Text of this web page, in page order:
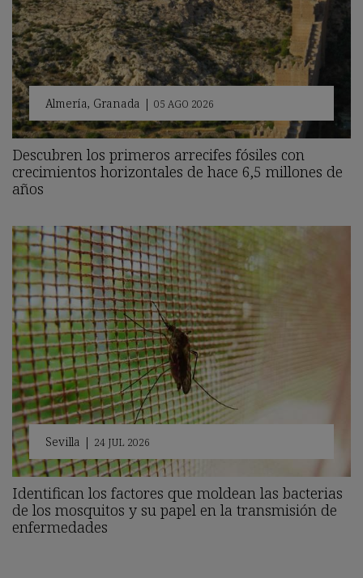
Almería, Granada | 05 AGO 2026
Descubren los primeros arrecifes fósiles con
crecimientos horizontales de hace 6,5 millones de
años
Sevilla | 24 JUL 2026
Identifican los factores que moldean las bacterias
de los mosquitos y su papel en la transmisión de
enfermedades